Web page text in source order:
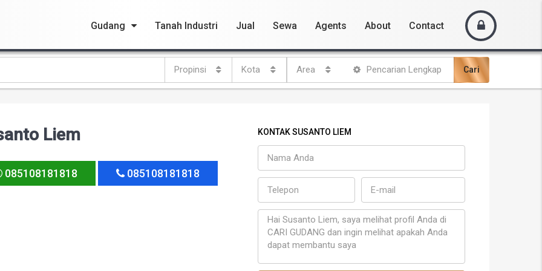
Gudang Tanah Industri Jual Sewa Agents About Contact
Propinsi Kota Area Pencarian Lengkap Cari
Liem
085108181818 085108181818
KONTAK SUSANTO LIEM